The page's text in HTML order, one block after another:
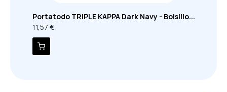
Portatodo TRIPLE KAPPA Dark Navy - Bolsillo...
11,57 €